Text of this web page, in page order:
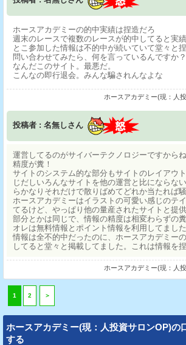
ホースアカデミーの的中実績は捏造だろ
週末のレースで複数のレースが的中してると実
とこ参加した情報は不的中が続いていて堂々と捏
問い合わせてみたら、何を言っているんですか
なんだこのサイト。最悪だ。
こんなの即行退会。みんな騙されんなよな
ホースアカデミー(現：人
投稿者 : 名無しさん
運営してるのがサイバーテクノロジーですから
精度が糞！
サイトのシステム的な部分もサイトのレイアウ
じだしいろんなサイトを他の運営と比にならな
らかなりそれだけで散りばめてどれか当たれば騒
ホースアカデミーはイラストの可愛い感じのテ
てるけど、やっぱり他の量産されたサイトと提
部分とかは同じで、情報の精度は相変わらずの糞
オレは無料情報とポイント情報を利用してまし
情報は全不的中だったのに、ホースアカデミー
してると堂々と掲載してました。これは情報を
ホースアカデミー(現：人
1 2 ＞
ホースアカデミー(現：人投資サロンOP)の
する